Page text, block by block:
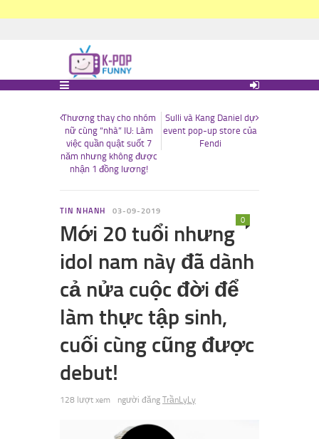
Thương thay cho nhóm
nữ cùng “nhà” IU: Làm
việc quần quật suốt 7
năm nhưng không được
nhận 1 đồng lương!
Sulli và Kang Daniel dự
event pop-up store của
Fendi
TIN NHANH 03-09-2019
Mới 20 tuổi nhưng
idol nam này đã dành
cả nửa cuộc đời để
làm thực tập sinh,
cuối cùng cũng được
debut!
128 lượt xem
0
người đăng TrầnLyLy